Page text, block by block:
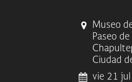
Museo
Paseo
Ciudad
vie 21